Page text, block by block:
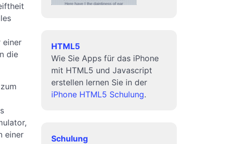
einer
die
einer
HTML5
Wie Sie Apps für das iPhone
mit HTML5 und Javascript
erstellen lernen Sie in der
iPhone HTML5 Schulung.
Schulung